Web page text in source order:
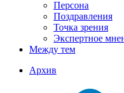
Персона
Поздравления
Точка зрения
Экспертное
Между тем
Архив